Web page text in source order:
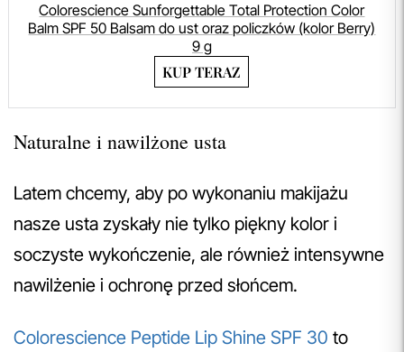
Colorescience Sunforgettable Total Protection Color
Balm SPF 50 Balsam do ust oraz policzków (kolor Berry)
9 g
KUP TERAZ
Naturalne i nawilżone usta
Latem chcemy, aby po wykonaniu makijażu
nasze usta zyskały nie tylko piękny kolor i
soczyste wykończenie, ale również intensywne
nawilżenie i ochronę przed słońcem.
Colorescience Peptide Lip Shine SPF 30 to